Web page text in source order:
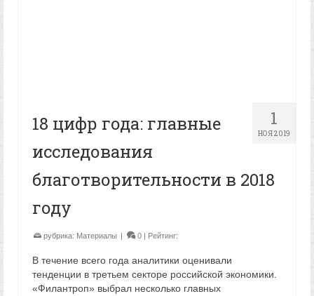
1
НОЯ 2019
18 цифр года: главные
исследования
благотворительности в 2018
году
рубрика: Материалы | 0 | Рейтинг:
В течение всего года аналитики оценивали
тенденции в третьем секторе российской экономики.
«Филантроп» выбрал несколько главных